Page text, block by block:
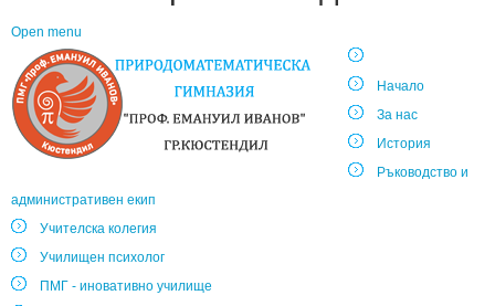
Open menu
Начало
За нас
История
Ръководство и
административен екип
Учителска колегия
Училищен психолог
ПМГ - иновативно училище